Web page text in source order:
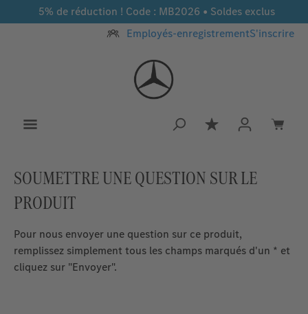
Passer au contenu principal
5% de réduction ! Code : MB2026 • Soldes exclus
Employés-enregistrementS'inscrire
Vous avez 0
SOUMETTRE UNE QUESTION SUR LE
PRODUIT
Pour nous envoyer une question sur ce produit,
remplissez simplement tous les champs marqués d'un * et
cliquez sur "Envoyer".